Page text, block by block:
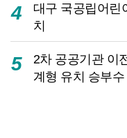
4
대구 국공립어린
치
5
2차 공공기관 이
계형 유치 승부수